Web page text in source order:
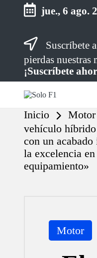
jue., 6 ago.
Suscríbete
pierdas nuestras
¡Suscríbete
S
o
F
1
Para
de
F1
Inicio Motor
vehículo híbrido
con un
la excelencia
equipamiento»
Publicada
en
Motor